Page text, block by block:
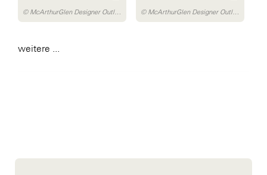
© McArthurGlen Designer Outlet Parndorf/Dávid Bártfay © McArthurGlen Designer Outlet Salzburg/Michael Preschl
weitere ...